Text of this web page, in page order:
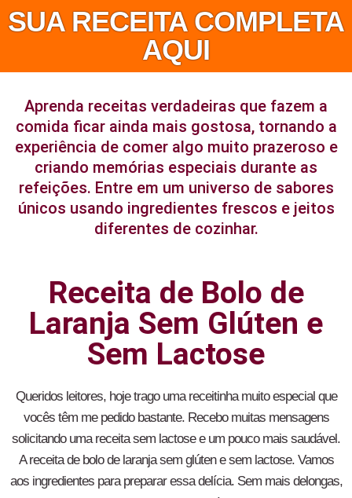
SUA RECEITA COMPLETA
AQUI
Aprenda receitas verdadeiras que fazem a
comida ficar ainda mais gostosa, tornando a
experiência de comer algo muito prazeroso e
criando memórias especiais durante as
refeições. Entre em um universo de sabores
únicos usando ingredientes frescos e jeitos
diferentes de cozinhar.
Receita de Bolo de
Laranja Sem Glúten e
Sem Lactose
Queridos leitores, hoje trago uma receitinha muito especial que
vocês têm me pedido bastante. Recebo muitas mensagens
solicitando uma receita sem lactose e um pouco mais saudável.
A receita de bolo de laranja sem glúten e sem lactose. Vamos
aos ingredientes para preparar essa delícia. Sem mais delongas,